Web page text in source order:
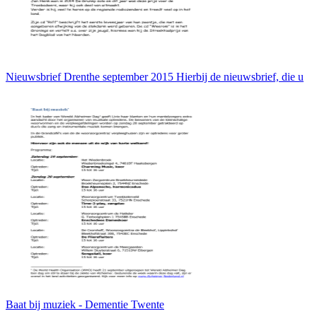
Nieuwsbrief Drenthe september 2015 Hierbij de nieuwsbrief, die u
Baat bij muziek - Dementie Twente